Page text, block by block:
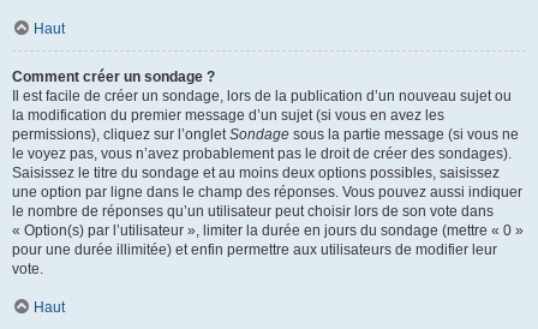
Haut
Comment créer un sondage ?
Il est facile de créer un sondage, lors de la publication d’un nouveau sujet ou
la modification du premier message d’un sujet (si vous en avez les
permissions), cliquez sur l’ongletSondage sous la partie message (si vous ne
le voyez pas, vous n’avez probablement pas le droit de créer des sondages).
Saisissez le titre du sondage et au moins deux options possibles, saisissez
une option par ligne dans le champ des réponses. Vous pouvez aussi indiquer
le nombre de réponses qu’un utilisateur peut choisir lors de son vote dans
« Option(s) par l’utilisateur », limiter la durée en jours du sondage (mettre « 0 »
pour une durée illimitée) et enfin permettre aux utilisateurs de modifier leur
vote.
Haut